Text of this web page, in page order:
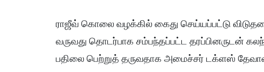
ராஜீவ் கொலை வழக்கில் கைது செய்யப்பட்டு
வருவது தொடர்பாக சம்பந்தப்பட்ட தரப்பினருடன்
பதிலை பெற்றுத் தருவதாக அமைச்சர் டக்ளஸ்